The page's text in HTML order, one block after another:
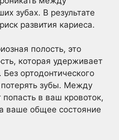
зубах. В результате
развития кариеса.
полость, это
которая удерживает
ортодонтического
зубы. Между
в ваш кровоток,
ваше общее состояние